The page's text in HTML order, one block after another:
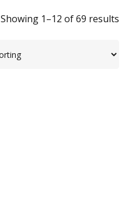
Showing 1–12 of 69 results